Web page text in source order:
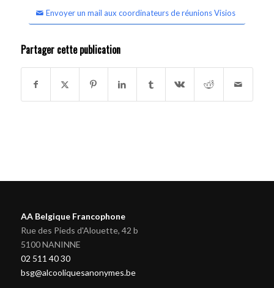
Envoyer un mail aux coordinateurs de réunions Visios
Partager cette publication
AA Belgique Francophone
Rue des Pieds d'Alouette, 42 b
5100 NANINNE
02 511 40 30
bsg@alcooliquesanonymes.be